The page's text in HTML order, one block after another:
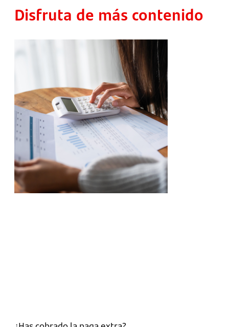
Disfruta de más contenido